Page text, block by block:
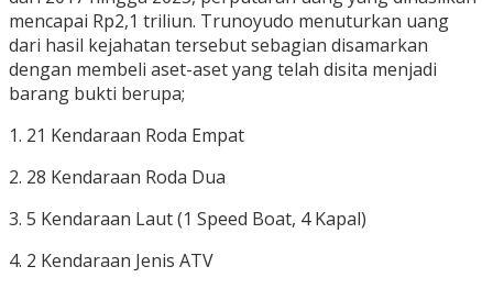
mencapai Rp2,1 triliun. Trunoyudo menuturkan uang
dari hasil kejahatan tersebut sebagian disamarkan
dengan membeli aset-aset yang telah disita menjadi
barang bukti berupa;
1. 21 Kendaraan Roda Empat
2. 28 Kendaraan Roda Dua
3. 5 Kendaraan Laut (1 Speed Boat, 4 Kapal)
4. 2 Kendaraan Jenis ATV